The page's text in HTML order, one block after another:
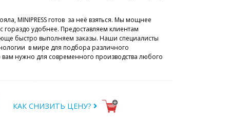
MINIPRESS готов за неё взяться. Мы мощнее
удобнее. Предоставляем клиентам
быстро выполняем заказы. Наши специалисты
в мире для подбора различного
вам нужно для современного производства любого
КАК СНИЗИТЬ ЦЕНУ?